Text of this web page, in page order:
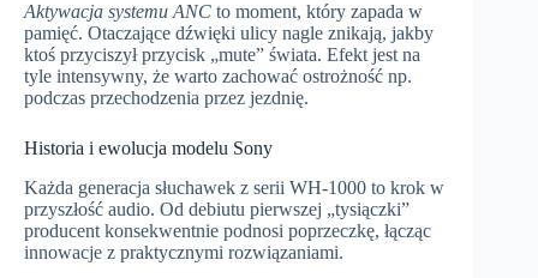
Aktywacja systemu ANC to moment, który zapada w
pamięć. Otaczające dźwięki ulicy nagle znikają, jakby
ktoś przyciszył przycisk „mute” świata. Efekt jest na
tyle intensywny, że warto zachować ostrożność np.
podczas przechodzenia przez jezdnię.
Historia i ewolucja modelu Sony
Każda generacja słuchawek z serii WH-1000 to krok w
przyszłość audio. Od debiutu pierwszej „tysiączki”
producent konsekwentnie podnosi poprzeczkę, łącząc
innowacje z praktycznymi rozwiązaniami.